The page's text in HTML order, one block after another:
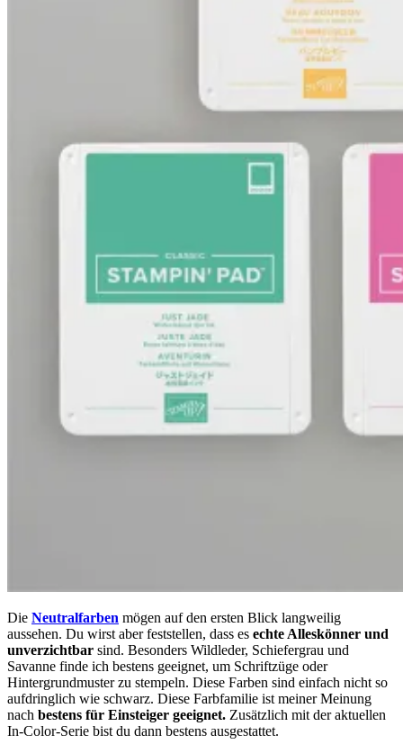
Die Neutralfarben mögen auf den ersten Blick langweilig
aussehen. Du wirst aber feststellen, dass es echte Alleskönner und
unverzichtbar sind. Besonders Wildleder, Schiefergrau und
Savanne finde ich bestens geeignet, um Schriftzüge oder
Hintergrundmuster zu stempeln. Diese Farben sind einfach nicht so
aufdringlich wie schwarz. Diese Farbfamilie ist meiner Meinung
nach bestens für Einsteiger geeignet. Zusätzlich mit der aktuellen
In-Color-Serie bist du dann bestens ausgestattet.